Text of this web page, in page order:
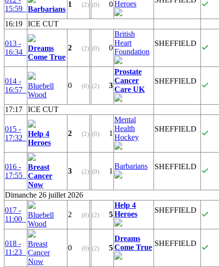
15:59
Barbarians
1 (2) (0) 0Heroes
16:19 ICE CUT
013 -
16:34
Dreams
Come True
2 (2) (0) 0
British
Heart
Foundation
SHEFFIELD
014 -
16:57
Bluebell
Wood
0 (0) (2) 3
Prostate
Cancer
Care UK
SHEFFIELD
17:17 ICE CUT
015 -
17:32
Help 4
Heroes
2 (2) (0) 1
Mental
Health
Hockey
SHEFFIELD
016 -
17:55
Breast
Cancer
Now
3 (2) (0) 1
Barbarians SHEFFIELD
Dimanche 26 juillet 2026
017 -
11:00
Bluebell
Wood
2 (0) (2) 5
Help 4
Heroes
SHEFFIELD
018 -
11:23
Breast
Cancer
Now
0 (0) (2) 5
Dreams
Come True SHEFFIELD